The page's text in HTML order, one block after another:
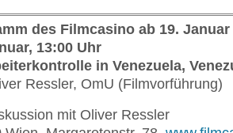
des Filmcasino ab 19.
13:00 Uhr
in Venezuela,
Ressler, OmU (Filmvorführung)
mit Oliver Ressler